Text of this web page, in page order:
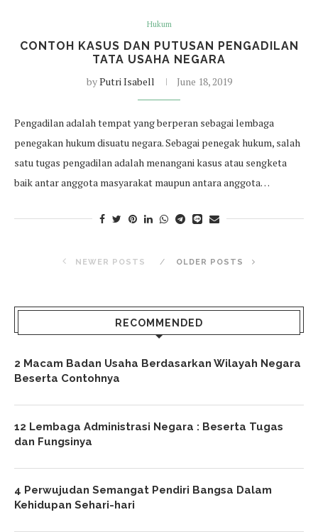
Hukum
CONTOH KASUS DAN PUTUSAN PENGADILAN
TATA USAHA NEGARA
byPutri Isabell June 18, 2019
Pengadilan adalah tempat yang berperan sebagai lembaga
penegakan hukum disuatu negara. Sebagai penegak hukum, salah
satu tugas pengadilan adalah menangani kasus atau sengketa
baik antar anggota masyarakat maupun antara anggota…
NEWER POSTS OLDER POSTS
RECOMMENDED
2 Macam Badan Usaha Berdasarkan Wilayah Negara
Beserta Contohnya
12 Lembaga Administrasi Negara : Beserta Tugas
dan Fungsinya
4 Perwujudan Semangat Pendiri Bangsa Dalam
Kehidupan Sehari-hari